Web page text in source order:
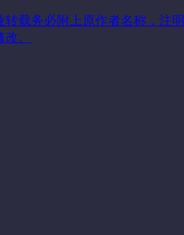
载务必附上原作者名称，注明
。